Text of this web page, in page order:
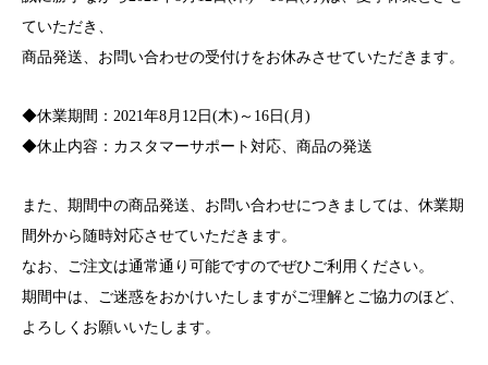
ていただき、
商品発送、お問い合わせの受付けをお休みさせていただきます。
◆休業期間：2021年8月12日(木)～16日(月)
◆休止内容：カスタマーサポート対応、商品の発送
また、期間中の商品発送、お問い合わせにつきましては、休業期
間外から随時対応させていただきます。
なお、ご注文は通常通り可能ですのでぜひご利用ください。
期間中は、ご迷惑をおかけいたしますがご理解とご協力のほど、
よろしくお願いいたします。